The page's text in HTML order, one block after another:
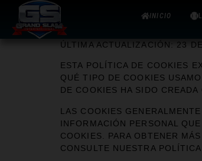
INICIO
ÚLTIMA ACTUALIZACIÓN: 23
ESTA POLÍTICA DE COOKIES
QUÉ TIPO DE COOKIES
DE COOKIES HA SIDO CREADA
LAS COOKIES
INFORMACIÓN PERSONAL
COOKIES. PARA OBTENER
CONSULTE NUESTRA